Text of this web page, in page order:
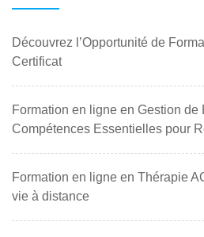
Découvrez l’Opportunité de
Certificat
Formation en ligne en Gestion de
Compétences Essentielles pour
Formation en ligne en Thérapie
vie à distance